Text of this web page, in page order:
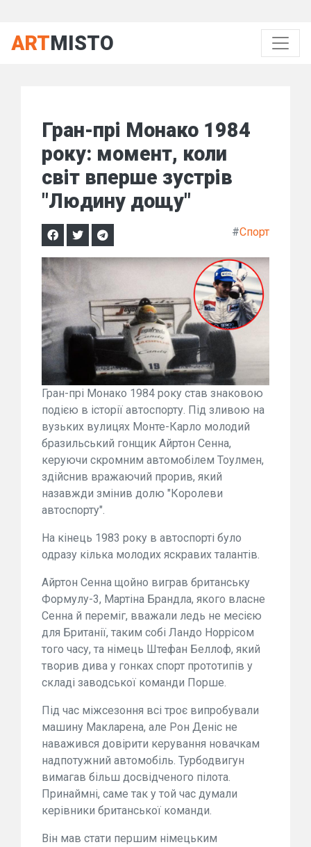
ARTMISTO
Гран-прі Монако 1984
року: момент, коли
світ вперше зустрів
"Людину дощу"
#Спорт
Гран-прі Монако 1984 року став знаковою
подією в історії автоспорту. Під зливою на
вузьких вулицях Монте-Карло молодий
бразильський гонщик Айртон Сенна,
керуючи скромним автомобілем Тоулмен,
здійснив вражаючий прорив, який
назавжди змінив долю "Королеви
автоспорту".
На кінець 1983 року в автоспорті було
одразу кілька молодих яскравих талантів.
Айртон Сенна щойно виграв британську
Формулу-3, Мартіна Брандла, якого власне
Сенна й переміг, вважали ледь не месією
для Британії, таким собі Ландо Норрісом
того часу, та німець Штефан Беллоф, який
творив дива у гонках спорт прототипів у
складі заводської команди Порше.
Під час міжсезоння всі троє випробували
машину Макларена, але Рон Деніс не
наважився довірити керування новачкам
надпотужний автомобіль. Турбодвигун
вимагав більш досвідченого пілота.
Принаймні, саме так у той час думали
керівники британської команди.
Він мав стати першим німецьким